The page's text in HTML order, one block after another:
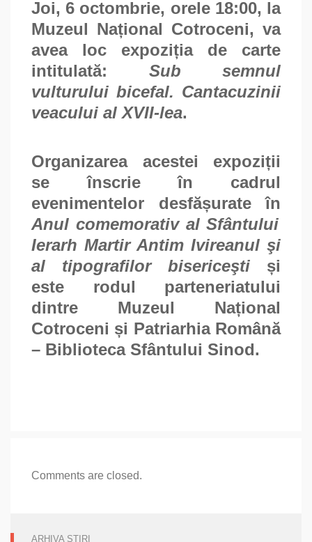
Joi, 6 octombrie, orele 18:00, la
Muzeul Național Cotroceni, va
avea loc expoziția de carte
intitulată: Sub semnul
vulturului bicefal. Cantacuzinii
veacului al XVII-lea.
Organizarea acestei expoziții
se înscrie în cadrul
evenimentelor desfășurate în
Anul comemorativ al Sfântului
Ierarh Martir Antim Ivireanul şi
al tipografilor bisericeşti și
este rodul parteneriatului
dintre Muzeul Național
Cotroceni și Patriarhia Română
– Biblioteca Sfântului Sinod.
Comments are closed.
ARHIVA STIRI